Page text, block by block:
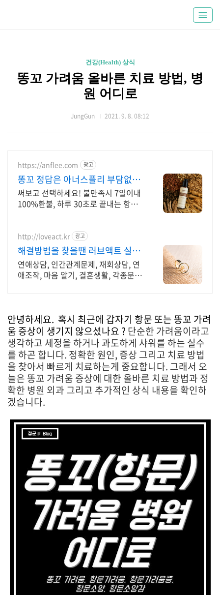
건강(Health) 상식
똥꼬 가려움 올바른 치료 방법, 병
원 어디로
JungGun 2021. 9. 8. 08:12
https://anflee.com 광고
똥꼬 정답은 아너스플리 부담없는
30초 항문 케어
써보고 선택하세요! 불만족시 7일이내
100%환불, 하루 30초로 끝내는 항문
http://loveact.kr 광고
해결방법을 찾을땐 러브액트 실전
경험이 가장 많은 업체
연애상담, 인간관계문제, 재회상담, 연
애조작, 마음 알기, 결혼생활, 각종문제
안녕하세요. 혹시 최근에 갑자기 항문 또는 똥꼬 가려
움 증상이 생기지 않으셨나요 ? 단순한 가려움이라고
생각하고 세정을 하거나 과도하게 샤워를 하는 실수
를 하곤 합니다. 정확한 원인, 증상 그리고 치료 방법
을 찾아서 빠르게 치료하는게 중요합니다. 그래서 오
늘은 똥꼬 가려움 증상에 대한 올바른 치료 방법과 정
확한 병원 외과 그리고 추가적인 상식 내용을 확인하
겠습니다.